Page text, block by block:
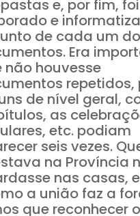
e, por fim, foi
e
de cada um
Era
não houvesse
repetidos,
de nível geral,
as
etc. podiam
seis vezes.
na Província
nas casas,
a união faz a
que reconhecer o